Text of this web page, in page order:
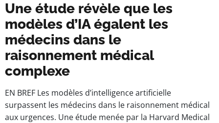
Une étude révèle que les
modèles d’IA égalent les
médecins dans le
raisonnement médical
complexe
EN BREF Les modèles d’intelligence artificielle
surpassent les médecins dans le raisonnement médical
aux urgences. Une étude menée par la Harvard Medical